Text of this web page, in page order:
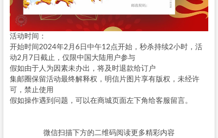
活动时间：
开始时间2024年2月6日中午12点开始，秒杀持续2小时，活
动2月7日截止，仅限中国大陆用户参与
假如由于人为因素未办出，将及时退款给订户
集邮圈保留活动最终解释权，明信片图片享有版权，未经许
可，禁止使用
假如操作遇到问题，可以在商城页面左下角给客服留言。
微信扫描下方的二维码阅读更多精彩内容